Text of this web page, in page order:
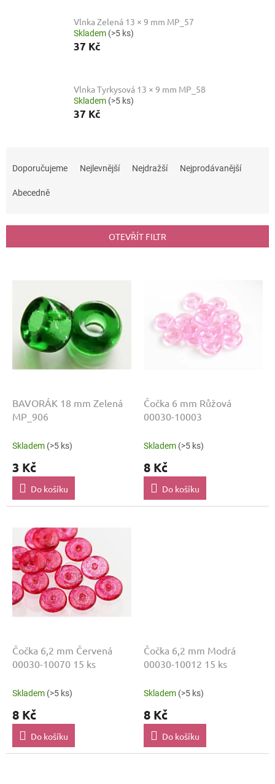
Vlnka Zelená 13 × 9 mm MP_57
Skladem (>5 ks)
37 Kč
Vlnka Tyrkysová 13 × 9 mm MP_58
Skladem (>5 ks)
37 Kč
r
Doporučujeme Nejlevnější Nejdražší Nejprodávanější
Abecedně
OTEVŘÍT FILTR
d
BAVORÁK 18 mm Zelená
MP_906
Skladem (>5 ks)
3 Kč
Do košíku
Čočka 6 mm Růžová
00030-10003
Skladem (>5 ks)
8 Kč
Do košíku
Čočka 6,2 mm Červená
00030-10070 15 ks
Skladem (>5 ks)
8 Kč
Do košíku
Čočka 6,2 mm Modrá
00030-10012 15 ks
Skladem (>5 ks)
8 Kč
Do košíku